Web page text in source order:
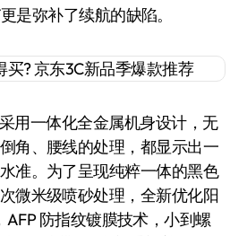
是弥补了续航的缺陷。
用一体化全金属机身设计，无
角、腰线的处理，都显示出一
准。为了呈现纯粹一体的黑色
微米级喷砂处理，全新优化阳
防指纹镀膜技术，小到螺